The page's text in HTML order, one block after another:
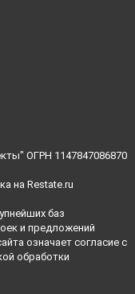
ОГРН 1147847086870
на Restate.ru
баз
и предложений
означает согласие с
обработки